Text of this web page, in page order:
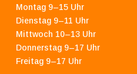
Montag 9–15 Uhr
Dienstag 9–11 Uhr
Mittwoch 10–13 Uhr
Donnerstag 9–17 Uhr
Freitag 9–17 Uhr